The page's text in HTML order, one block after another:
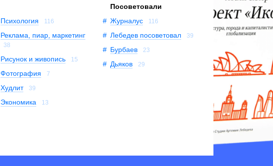
Психология 116
Реклама, пиар, маркетинг
38
Рисунок и живопись 15
Фотография 7
Худлит 39
Экономика 13
Посоветовали
Журналус
116
Лебедев посоветовал 39
Бурбаев 23
Дьяков 29